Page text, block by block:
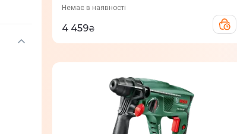
Немає в наявності
4 459₴